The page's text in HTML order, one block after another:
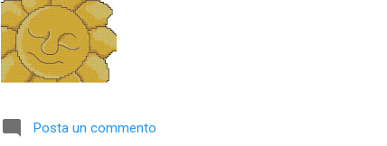
Posta un commento